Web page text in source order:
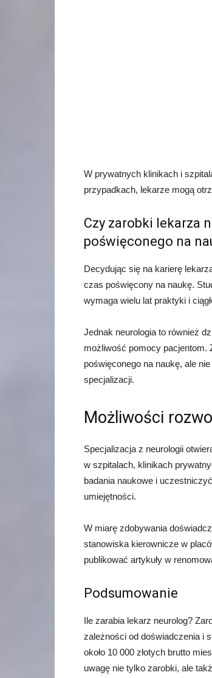
W prywatnych klinikach i
przypadkach, lekarze mogą
Czy zarobki lekarza
poświęconego na
Decydując się na karierę
czas poświęcony na naukę.
wymaga wielu lat praktyki i
Jednak neurologia to również
możliwość pomocy pacjentom.
poświęconego na naukę, ale
specjalizacji.
Możliwości
Specjalizacja z neurologii
w szpitalach, klinikach
badania naukowe i
umiejętności.
W miarę zdobywania
stanowiska kierownicze w
publikować artykuły w
Podsumowanie
Ile zarabia lekarz neurolog?
zależności od doświadczenia i
około 10 000 złotych brutto
uwagę nie tylko zarobki, ale